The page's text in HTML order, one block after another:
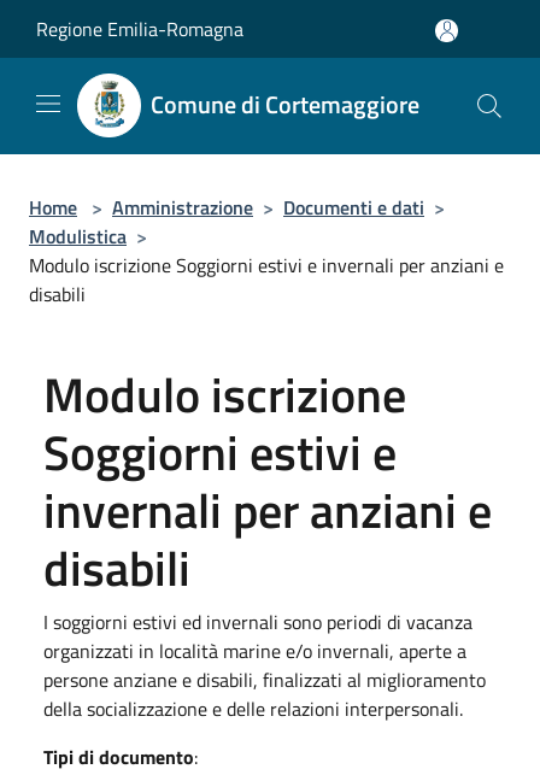
Regione Emilia-Romagna
Comune di Cortemaggiore
Home > Amministrazione > Documenti e dati >
Modulistica >
Modulo iscrizione Soggiorni estivi e invernali per anziani e
disabili
Modulo iscrizione
Soggiorni estivi e
invernali per anziani e
disabili
I soggiorni estivi ed invernali sono periodi di vacanza
organizzati in località marine e/o invernali, aperte a
persone anziane e disabili, finalizzati al miglioramento
della socializzazione e delle relazioni interpersonali.
Tipi di documento: